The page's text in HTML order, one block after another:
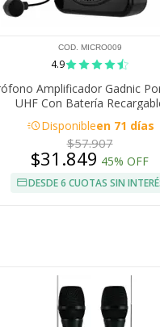
COD. MICRO009
4.9
Amplificador Gadnic
UHF Con Batería
acuteDisponibleen 71 días
$57.907
$31.849 45% OFF
DESDE 6 CUOTAS SIN